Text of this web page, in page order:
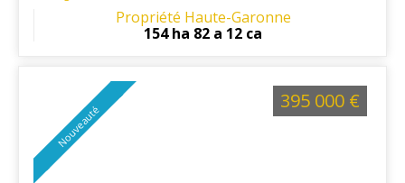
Ref. 31PV16348: A 20 minutes à l'est de Toulouse
Propriété Haute-Garonne
154 ha 82 a 12 ca
Nouveauté
395 000 €